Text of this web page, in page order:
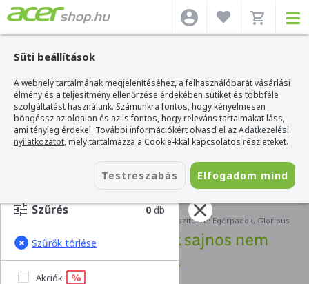
Süti beállítások
A webhely tartalmának megjelenítéséhez, a felhasználóbarát vásárlási
élmény és a teljesítmény ellenőrzése érdekében sütiket és többféle
szolgáltatást használunk. Számunkra fontos, hogy kényelmesen
böngéssz az oldalon és az is fontos, hogy releváns tartalmakat láss,
ami tényleg érdekel. További információkért olvasd el azAdatkezelési
nyilatkozatot, mely tartalmazza a Cookie-kkal kapcsolatos részleteket.
Testreszabás
Elfogadom mind
Keresés kiegészítőkre: Egérpadok, Glorious
Szűrés 0 db
Szűrők törlése
Akciók %
Hűha! Ilyen termék sajnos nem
létezik.